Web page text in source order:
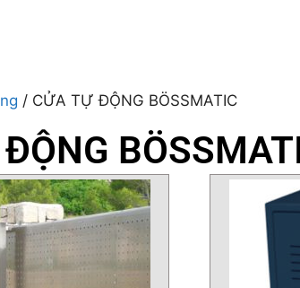
/ CỬA TỰ ĐỘNG BÖSSMATIC